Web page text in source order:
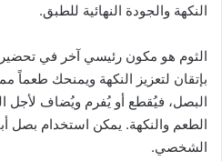
النكهة والجودة النهائية للطبق.
الثوم هو مكون رئيسي آخر في
بإتقان لتعزيز النكهة ويمنحك طعماً
البصل، فيُقطع أو يُفرم ويُضاف
الطعم والنكهة. يمكن استخدام
الشخصي.